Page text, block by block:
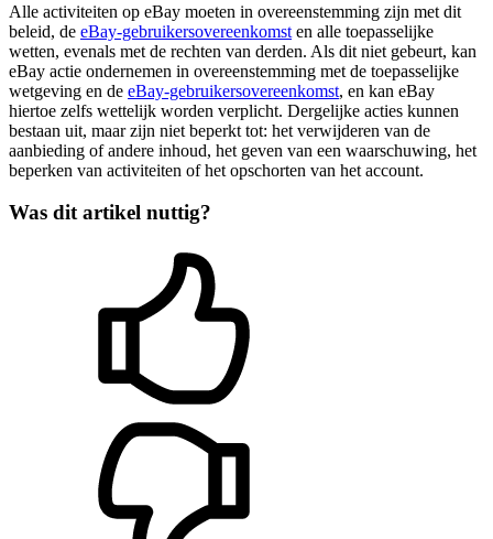
Alle activiteiten op eBay moeten in overeenstemming zijn met dit
beleid, de eBay-gebruikersovereenkomst en alle toepasselijke
wetten, evenals met de rechten van derden. Als dit niet gebeurt, kan
eBay actie ondernemen in overeenstemming met de toepasselijke
wetgeving en de eBay-gebruikersovereenkomst, en kan eBay
hiertoe zelfs wettelijk worden verplicht. Dergelijke acties kunnen
bestaan uit, maar zijn niet beperkt tot: het verwijderen van de
aanbieding of andere inhoud, het geven van een waarschuwing, het
beperken van activiteiten of het opschorten van het account.
Was dit artikel nuttig?